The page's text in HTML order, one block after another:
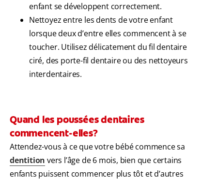
enfant se développent correctement.
Nettoyez entre les dents de votre enfant
lorsque deux d’entre elles commencent à se
toucher. Utilisez délicatement du fil dentaire
ciré, des porte-fil dentaire ou des nettoyeurs
interdentaires.
Quand les poussées dentaires
commencent-elles?
Attendez-vous à ce que votre bébé commence sa
dentition vers l’âge de 6 mois, bien que certains
enfants puissent commencer plus tôt et d’autres